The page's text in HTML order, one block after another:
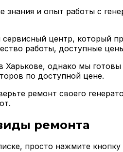
и опыт работы с
центр, который
работы, доступные
однако мы
по доступной цене.
ремонт своего
ремонта
просто нажмите